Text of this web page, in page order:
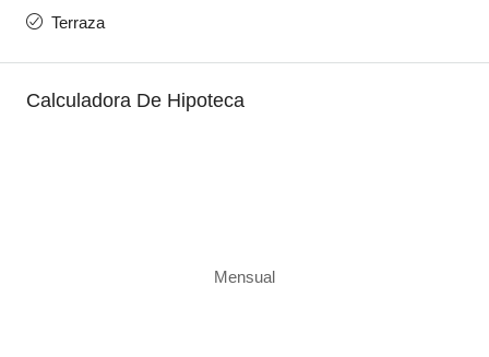
Terraza
Calculadora De Hipoteca
Mensual